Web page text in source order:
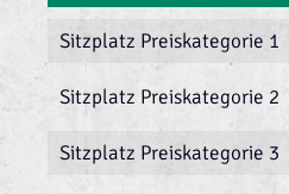
Sitzplatz Preiskategorie 1
Sitzplatz Preiskategorie 2
Sitzplatz Preiskategorie 3